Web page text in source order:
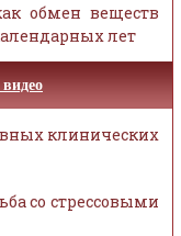
обмен веществ
лет
клинических
со стрессовыми